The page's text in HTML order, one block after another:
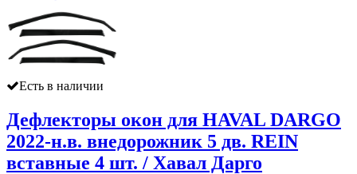
Есть в наличии
Дефлекторы окон для HAVAL DARGO
2022-н.в. внедорожник 5 дв. REIN
вставные 4 шт. / Хавал Дарго